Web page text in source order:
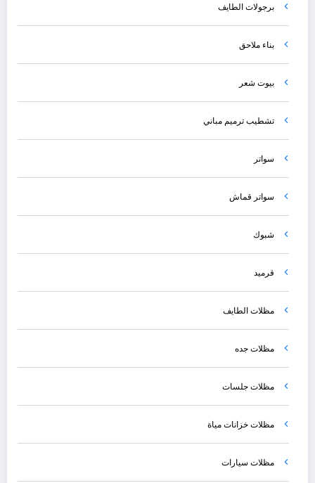
برجولات الطايف
بناء ملاحق
بيوت شعر
تشطيب ترميم مباني
سواتر
سواتر قماش
شبوك
قرميد
مظلات الطايف
مظلات جده
مظلات جلسات
مظلات خزانات مياة
مظلات سيارات